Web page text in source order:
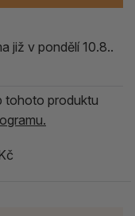
již v pondělí 10.8..
tohoto produktu